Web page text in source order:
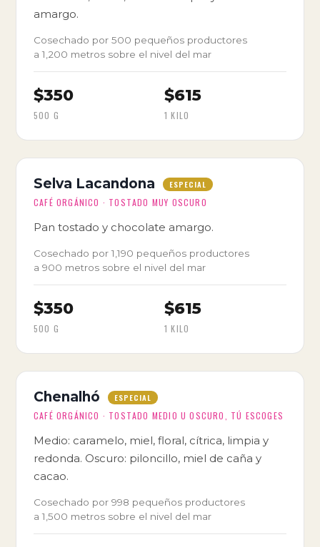
amargo.
Cosechado por 500 pequeños productores
a 1,200 metros sobre el nivel del mar
$350
500 G
$615
1 KILO
Selva Lacandona ESPECIAL
CAFÉ ORGÁNICO · TOSTADO MUY OSCURO
Pan tostado y chocolate amargo.
Cosechado por 1,190 pequeños productores
a 900 metros sobre el nivel del mar
$350
500 G
$615
1 KILO
Chenalhó ESPECIAL
CAFÉ ORGÁNICO · TOSTADO MEDIO U OSCURO, TÚ ESCOGES
Medio: caramelo, miel, floral, cítrica, limpia y
redonda. Oscuro: piloncillo, miel de caña y
cacao.
Cosechado por 998 pequeños productores
a 1,500 metros sobre el nivel del mar